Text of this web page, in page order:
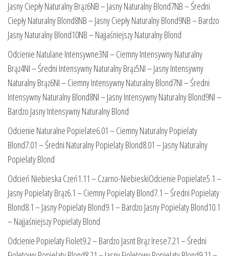
Jasny Ciepły Naturalny Brąz6NB – Jasny Naturalny Blond7NB – Średni
Ciepły Naturalny Blond8NB – Jasny Ciepły Naturalny Blond9NB – Bardzo
Jasny Naturalny Blond10NB – Najjaśniejszy Naturalny Blond
Odcienie Natulane Intensywne3NI – Ciemny Intensywny Naturalny
Brąz4NI – Średni Intensywny Naturalny Brąz5NI – Jasny Intensywny
Naturalny Brąz6NI – Ciemny Intensywny Naturalny Blond7NI – Średni
Intensywny Naturalny Blond8NI – Jasny Intensywny Naturalny Blond9NI –
Bardzo Jasny Intensywny Naturalny Blond
Odcienie Naturalne Popielate6.01 – Ciemny Naturalny Popielaty
Blond7.01 – Średni Naturalny Popielaty Blond8.01 – Jasny Naturalny
Popielaty Blond
Odcień Niebieska Czeń1.11 – Czarno-NiebieskiOdcienie Popielate5.1 –
Jasny Popielaty Brąz6.1 – Ciemny Popielaty Blond7.1 – Średni Popielaty
Blond8.1 – Jasny Popielaty Blond9.1 – Bardzo Jasny Popielaty Blond10.1
– Najjaśniejszy Popielaty Blond
Odcienie Popielaty Fiolet9.2 – Bardzo Jasnt Brąz Irese7.21 – Średni